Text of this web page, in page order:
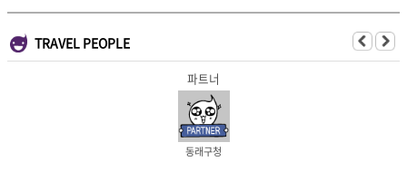
TRAVEL PEOPLE
파트너
동래구청